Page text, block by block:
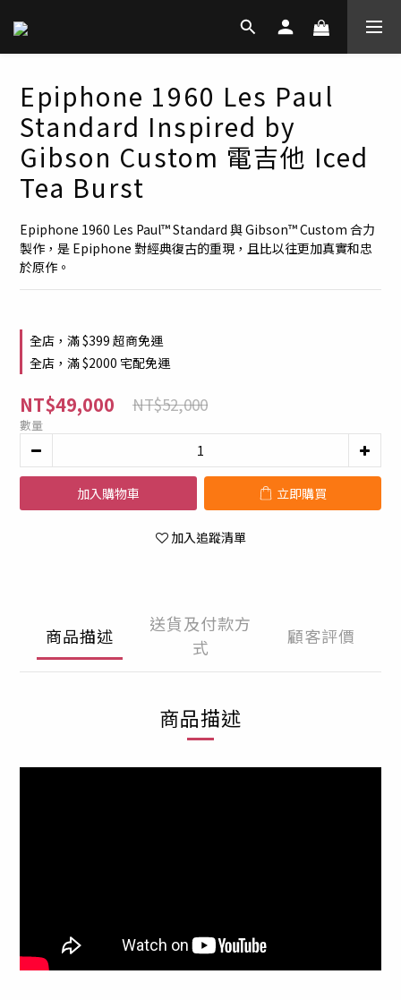
Epiphone 1960 Les Paul
Standard Inspired by
Gibson Custom 電吉他 Iced
Tea Burst
Epiphone 1960 Les Paul™ Standard 與 Gibson™ Custom 合力
製作，是 Epiphone 對經典復古的重現，且比以往更加真實和忠
於原作。
全店，滿 $399 超商免運
全店，滿 $2000 宅配免運
NT$49,000 NT$52,000
數量
加入購物車 立即購買
加入追蹤清單
商品描述
送貨及付款方
式
顧客評價
商品描述